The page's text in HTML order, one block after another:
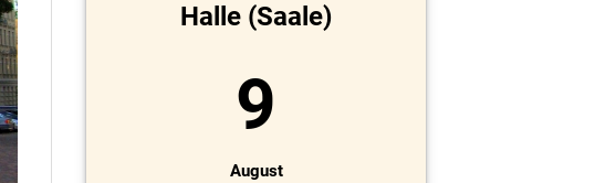
Halle (Saale)
9
August